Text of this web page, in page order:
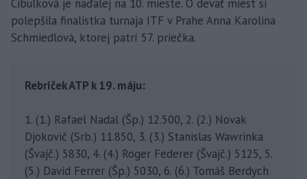
Cibulková je naďalej na 10. mieste. O deväť miest si
polepšila finalistka turnaja ITF v Prahe Anna Karolina
Schmiedlová, ktorej patrí 57. priečka.
Rebríček ATP k 19. máju:
1. (1.) Rafael Nadal (Šp.) 12.500, 2. (2.) Novak
Djokovič (Srb.) 11.850, 3. (3.) Stanislas Wawrinka
(Švajč.) 5830, 4. (4.) Roger Federer (Švajč.) 5125, 5.
(5.) David Ferrer (Šp.) 5030, 6. (6.) Tomáš Berdych